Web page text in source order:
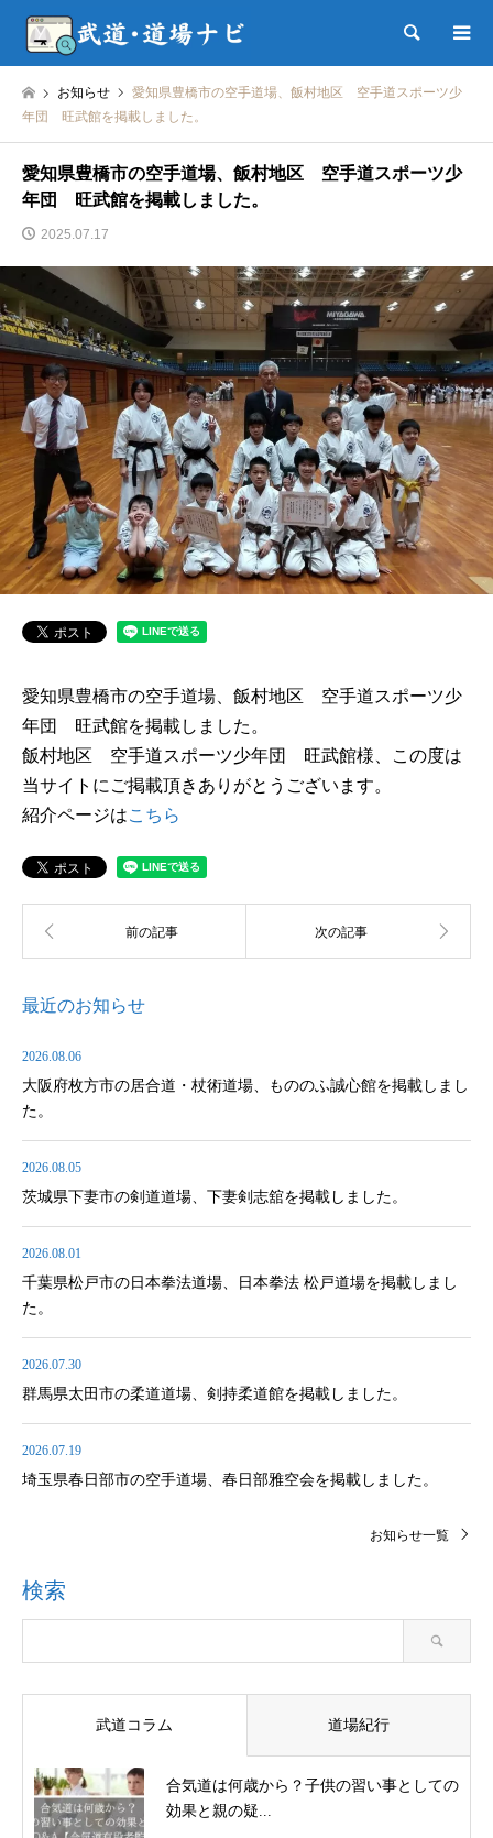
検索
お知らせ
愛知県豊橋市の空手道場、飯村地区 空手道スポーツ少
年団 旺武館を掲載しました。
愛知県豊橋市の空手道場、飯村地区 空手道スポーツ少
年団 旺武館を掲載しました。
2025.07.17
愛知県豊橋市の空手道場、飯村地区 空手道スポーツ少
年団 旺武館を掲載しました。
飯村地区 空手道スポーツ少年団 旺武館様、この度は
当サイトにご掲載頂きありがとうございます。
紹介ページはこちら
最近のお知らせ
2026.08.06
大阪府枚方市の居合道・杖術道場、もののふ誠心館を掲載しまし
た。
2026.08.05
茨城県下妻市の剣道道場、下妻剣志舘を掲載しました。
2026.08.01
千葉県松戸市の日本拳法道場、日本拳法 松戸道場を掲載しまし
た。
2026.07.30
群馬県太田市の柔道道場、剣持柔道館を掲載しました。
2026.07.19
埼玉県春日部市の空手道場、春日部雅空会を掲載しました。
お知らせ一覧
検索
武道コラム 道場紀行
合気道は何歳から？子供の習い事としての
効果と親の疑...